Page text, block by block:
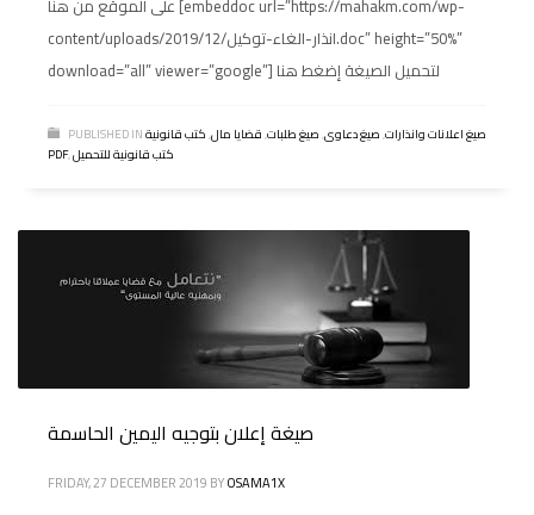
content/uploads/2019/12/انذار-الغاء-توكيل.doc” height=”50%”
download=”all” viewer=”google”] لتحميل الصيغة إضغط هنا
PUBLISHED IN صيغ اعلانات وانذارات,صيغ دعاوى,صيغ طلبات,قضايا مال,كتب قانونية
PDF,كتب قانونية للتحميل
صيغة إعلان بتوجيه اليمين الحاسمة
FRIDAY, 27 DECEMBER 2019 BYOSAMA1X